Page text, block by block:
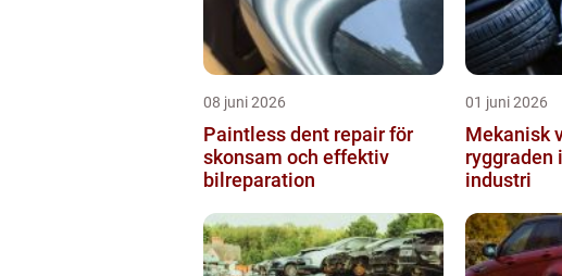
08 juni 2026
Paintless dent repair för
skonsam och effektiv
bilreparation
01 juni 2026
Mekanisk
ryggraden
industri